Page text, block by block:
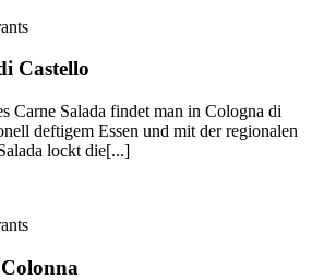
Castello
Carne Salada findet man in Cologna di
deftigem Essen und mit der regionalen
lockt die[...]